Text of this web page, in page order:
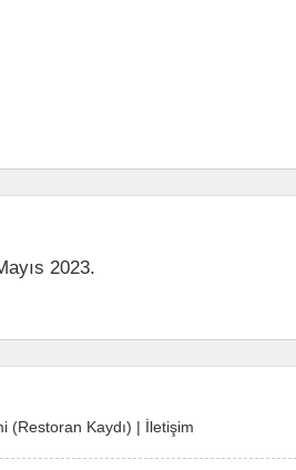
2023.
(Restoran Kaydı) | İletişim